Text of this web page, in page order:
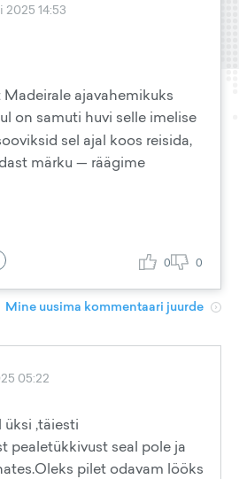
2025 14:53
ajavahemikuks
on samuti huvi selle imelise
sel ajal koos reisida,
märku — räägime
0 0
Mine uusima kommentaari juurde
05:22
,täiesti
pealetükkivust seal pole ja
pilet odavam lööks